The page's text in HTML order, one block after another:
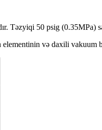
Təzyiqi 50 psig (0.35MPa)
və daxili vakuum